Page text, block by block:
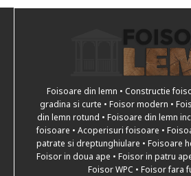
Foisoare din lemn • Constructie
gradina si curte • Foisor modern •
din lemn rotund • Foisoare din lemn
foisoare • Acoperisuri foisoare •
patrate si dreptunghiulare • Foisoare
Foisor in doua ape • Foisor in patru
Foisor WPC • Foisor fara